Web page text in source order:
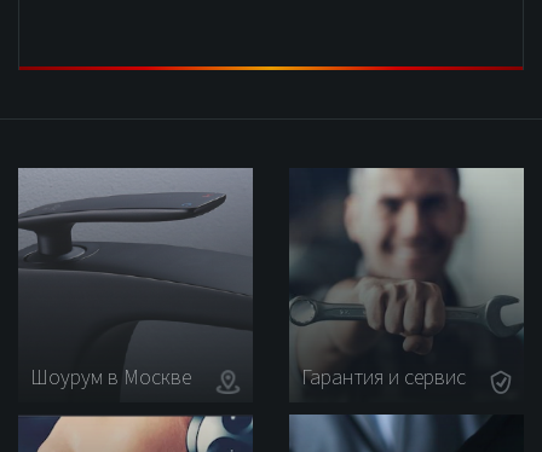
Шоурум в Москве Гарантия и сервис